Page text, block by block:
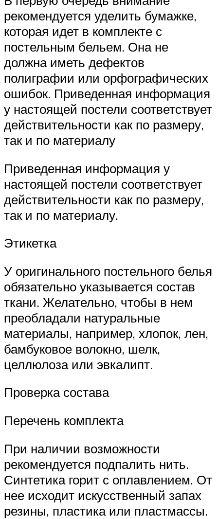
рекомендуется уделить бумажке,
которая идет в комплекте с
постельным бельем. Она не
должна иметь дефектов
полиграфии или орфографических
ошибок. Приведенная информация
у настоящей постели соответствует
действительности как по размеру,
так и по материалу
Приведенная информация у
настоящей постели соответствует
действительности как по размеру,
так и по материалу.
Этикетка
У оригинального постельного белья
обязательно указывается состав
ткани. Желательно, чтобы в нем
преобладали натуральные
материалы, например, хлопок, лен,
бамбуковое волокно, шелк,
целлюлоза или эвкалипт.
Проверка состава
Перечень комплекта
При наличии возможности
рекомендуется подпалить нить.
Синтетика горит с оплавлением. От
нее исходит искусственный запах
резины, пластика или пластмассы.